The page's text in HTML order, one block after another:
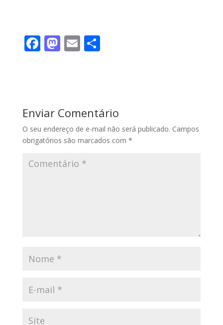
F
o
o
k
M
o
n
E S
Enviar Comentário
O seu endereço de e-mail não será publicado. Campos
obrigatórios são marcados com *